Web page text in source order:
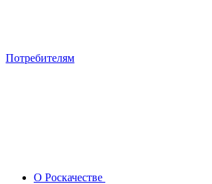
Потребителям
О Роскачестве